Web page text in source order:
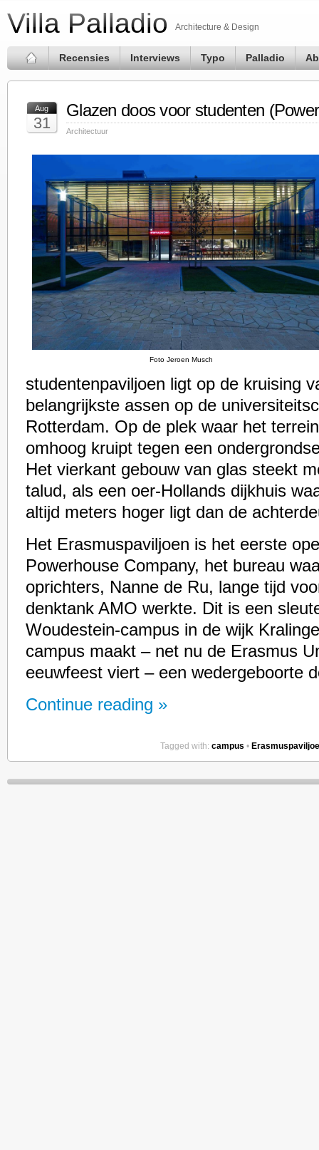
Villa Palladio Architecture & Design
Recensies Interviews Typo Palladio
Aug
31
Glazen doos voor studenten
Architectuur
Foto Jeroen Musch
studentenpaviljoen ligt op de kruising
belangrijkste assen op de
Rotterdam. Op de plek waar het
omhoog kruipt tegen een
Het vierkant gebouw van glas steekt
talud, als een oer-Hollands dijkhuis
altijd meters hoger ligt dan de
Het Erasmuspaviljoen is het eerste
Powerhouse Company, het bureau
oprichters, Nanne de Ru, lange tijd
denktank AMO werkte. Dit is een
Woudestein-campus in de wijk
campus maakt – net nu de Erasmus
eeuwfeest viert – een wedergeboorte
Continue reading »
Tagged with: campus •